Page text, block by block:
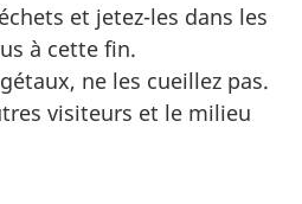
et jetez-les dans les
à cette fin.
ne les cueillez pas.
visiteurs et le milieu